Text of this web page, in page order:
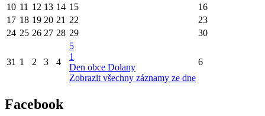
10 11 12 13 14 15
16
17 18 19 20 21 22
23
24 25 26 27 28 29 30
31 1 2 3 4
5
1
Den obce Dolany
Zobrazit všechny záznamy ze dne
6
Facebook